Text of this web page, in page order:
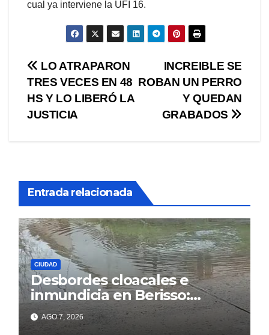
cual ya interviene la UFI 16.
Navegación
de
entradas
INCREIBLE SE
ROBAN UN PERRO
Y QUEDAN
GRABADOS
LO ATRAPARON
TRES VECES EN 48
HS Y LO LIBERÓ LA
JUSTICIA
Entrada relacionada
CIUDAD
Desbordes cloacales e
inmundicia en Berisso:
colapso de la red en la calle
14AGO 7, 2026